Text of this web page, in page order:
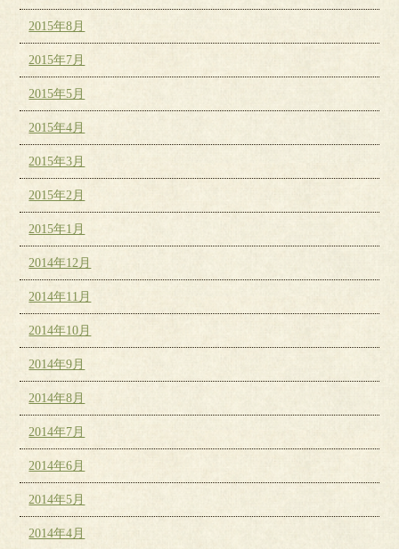
2015年8月
2015年7月
2015年5月
2015年4月
2015年3月
2015年2月
2015年1月
2014年12月
2014年11月
2014年10月
2014年9月
2014年8月
2014年7月
2014年6月
2014年5月
2014年4月